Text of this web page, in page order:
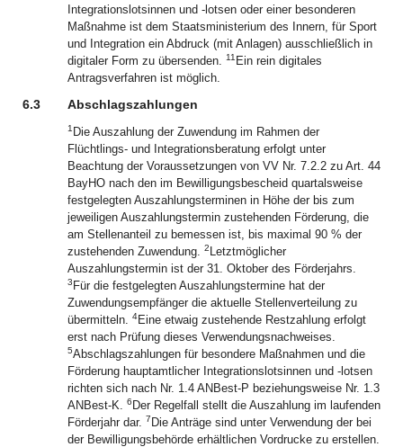
Integrationslotsinnen und -lotsen oder einer besonderen
Maßnahme ist dem Staatsministerium des Innern, für Sport
und Integration ein Abdruck (mit Anlagen) ausschließlich in
digitaler Form zu übersenden. 11 Ein rein digitales
Antragsverfahren ist möglich.
6.3 Abschlagszahlungen
1 Die Auszahlung der Zuwendung im Rahmen der
Flüchtlings- und Integrationsberatung erfolgt unter
Beachtung der Voraussetzungen von VV Nr. 7.2.2 zu Art. 44
BayHO nach den im Bewilligungsbescheid quartalsweise
festgelegten Auszahlungsterminen in Höhe der bis zum
jeweiligen Auszahlungstermin zustehenden Förderung, die
am Stellenanteil zu bemessen ist, bis maximal 90 % der
zustehenden Zuwendung. 2 Letztmöglicher
Auszahlungstermin ist der 31. Oktober des Förderjahrs.
3 Für die festgelegten Auszahlungstermine hat der
Zuwendungsempfänger die aktuelle Stellenverteilung zu
übermitteln. 4Eine etwaig zustehende Restzahlung erfolgt
erst nach Prüfung dieses Verwendungsnachweises.
5Abschlagszahlungen für besondere Maßnahmen und die
Förderung hauptamtlicher Integrationslotsinnen und -lotsen
richten sich nach Nr. 1.4 ANBest-P beziehungsweise Nr. 1.3
ANBest-K. 6 Der Regelfall stellt die Auszahlung im laufenden
Förderjahr dar. 7 Die Anträge sind unter Verwendung der bei
der Bewilligungsbehörde erhältlichen Vordrucke zu erstellen.